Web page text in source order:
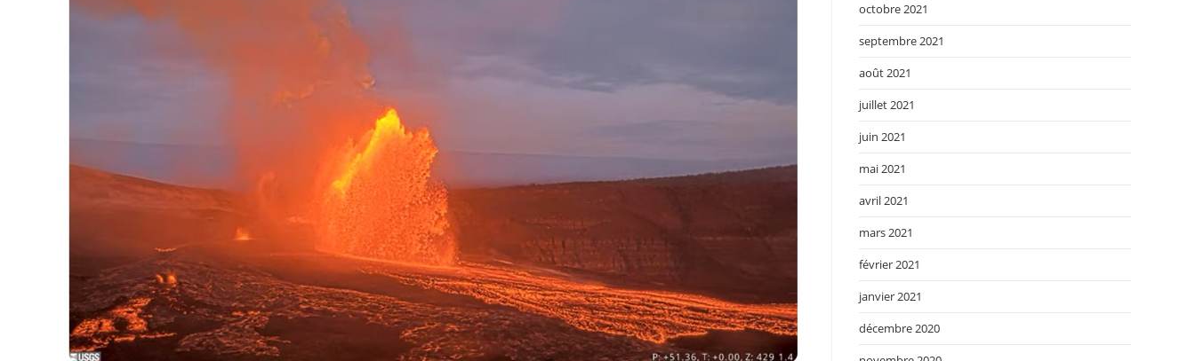
octobre 2021
septembre 2021
août 2021
juillet 2021
juin 2021
mai 2021
avril 2021
mars 2021
février 2021
janvier 2021
décembre 2020